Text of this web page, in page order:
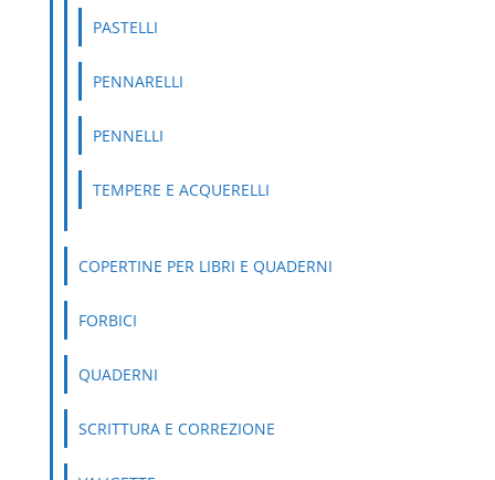
PASTELLI
PENNARELLI
PENNELLI
TEMPERE E ACQUERELLI
COPERTINE PER LIBRI E QUADERNI
FORBICI
QUADERNI
SCRITTURA E CORREZIONE